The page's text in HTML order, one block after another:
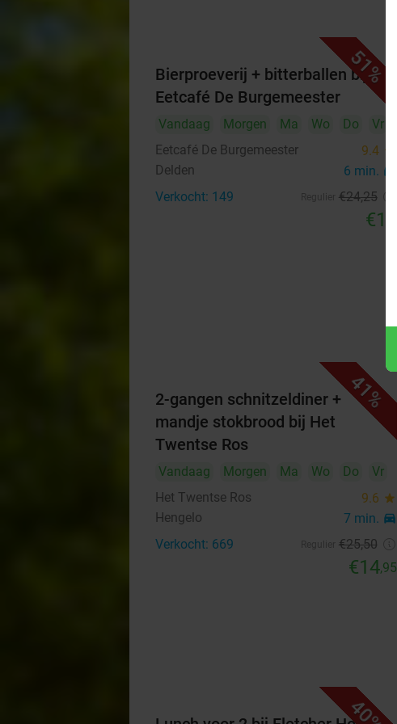
51%
Bierproeverij + bitterballen bij
Eetcafé De Burgemeester
Vandaag Morgen Ma Wo Do
Vr
Eetcafé De Burgemeester
9.4 star
Delden 6 min. directions_car
Verkocht: 149 €24,25
€12
41%
2-gangen schnitzeldiner +
mandje stokbrood bij Het
Twentse Ros
Vandaag Morgen Ma Wo Do
Vr
Het Twentse Ros
9.6 star
Hengelo 7 min. directions_car
Verkocht: 669 €25,50
€14,95